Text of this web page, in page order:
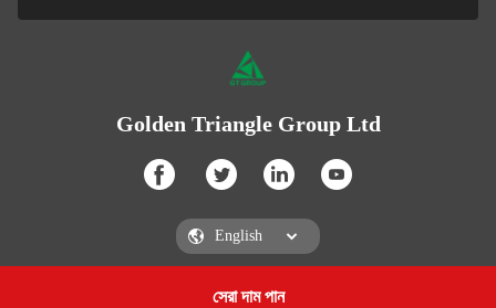
সেরা দাম পান
Golden Triangle Group Ltd
Golden Triangle Group LtdGet a Quote